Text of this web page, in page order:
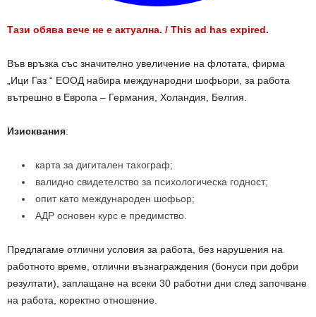
Тази обява вече не е актуална. / This ad has expired.
Във връзка със значително увеличение на флотата, фирма
„Ици Газ “ ЕООД набира международни шофьори, за работа
вътрешно в Европа – Германия, Холандия, Белгия.
Изисквания:
карта за дигитален тахограф;
валидно свидетелство за психологическа годност;
опит като международен шофьор;
АДР основен курс е предимство.
Предлагаме отлични условия за работа, без нарушения на
работното време, отлични възнаграждения (бонуси при добри
резултати), заплащане на всеки 30 работни дни след започване
на работа, коректно отношение.